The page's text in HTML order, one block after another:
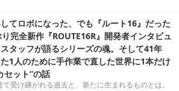
てロボになった、でも『ルート16』だった
完全新作『ROUTE16R』開発者インタビュ
タッフが語るシリーズの魂。そして41年
1人のために手作業で直した世界に1本だけ
セット”の話
受け継がれる過去と、新たに生まれるものとは。